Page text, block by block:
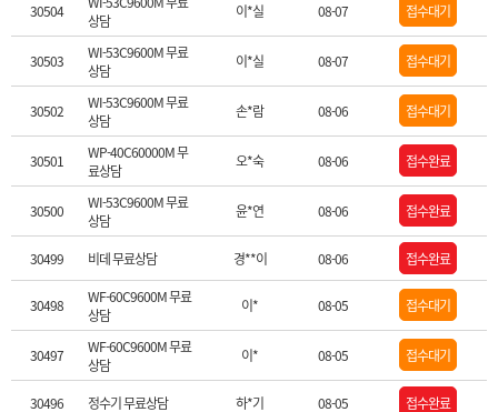
30504
상담
이*실 08-07 접수대기
30503
WI-53C9600M 무료
상담
이*실 08-07 접수대기
30502
WI-53C9600M 무료
상담
손*람 08-06 접수대기
30501
WP-40C60000M 무
료상담
오*숙 08-06 접수완료
30500
WI-53C9600M 무료
상담
윤*연 08-06 접수완료
30499 비데 무료상담 경**이 08-06 접수완료
30498
WF-60C9600M 무료
상담
이* 08-05 접수대기
30497
WF-60C9600M 무료
상담
이* 08-05 접수대기
30496 정수기 무료상담 하*기 08-05 접수완료